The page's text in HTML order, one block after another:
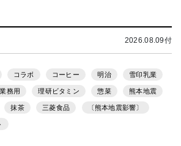
2026.08.09付
コラボ コーヒー 明治 雪印乳業
業務用 理研ビタミン 惣菜 熊本地震
抹茶 三菱食品 〔熊本地震影響〕